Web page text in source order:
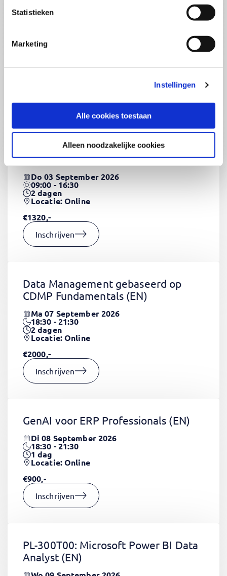
Statistieken
Marketing
Instellingen
Alle cookies toestaan
Alleen noodzakelijke cookies
(EN)
2.5dagen
CSS Fundamentals(EN)
Do 03 September 2026
09:00 - 16:30
2dagen
Locatie: Online
€1320,-
Inschrijven
Data Management gebaseerd op
CDMP Fundamentals (EN)
Ma 07 September 2026
18:30 - 21:30
2dagen
Locatie: Online
€2000,-
Inschrijven
GenAI voor ERP Professionals (EN)
Di 08 September 2026
18:30 - 21:30
1dag
Locatie: Online
€900,-
Inschrijven
PL-300T00: Microsoft Power BI Data
Analyst (EN)